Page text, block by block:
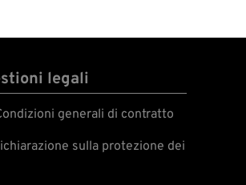
legali
generali di contratto
sulla protezione dei